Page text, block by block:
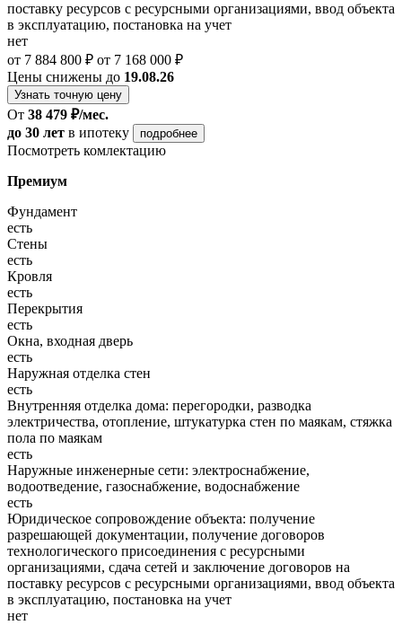
поставку ресурсов с ресурсными организациями, ввод объекта
в эксплуатацию, постановка на учет
нет
от 7 884 800 ₽ от 7 168 000 ₽
Цены снижены до 19.08.26
Узнать точную цену
От 38 479 ₽/мес.
до 30 лет в ипотеку подробнее
Посмотреть комлектацию
Премиум
Фундамент
есть
Стены
есть
Кровля
есть
Перекрытия
есть
Окна, входная дверь
есть
Наружная отделка стен
есть
Внутренняя отделка дома: перегородки, разводка
электричества, отопление, штукатурка стен по маякам, стяжка
пола по маякам
есть
Наружные инженерные сети: электроснабжение,
водоотведение, газоснабжение, водоснабжение
есть
Юридическое сопровождение объекта: получение
разрешающей документации, получение договоров
технологического присоединения с ресурсными
организациями, сдача сетей и заключение договоров на
поставку ресурсов с ресурсными организациями, ввод объекта
в эксплуатацию, постановка на учет
нет